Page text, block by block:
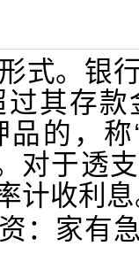
式。银
其存
的，
对于透
计收利
：家有